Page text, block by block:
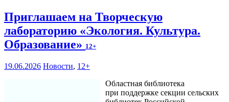
Приглашаем на Творческую
лабораторию «Экология. Культура.
Образование» 12+
19.06.2026 Новости, 12+
Областная библиотека
при поддержке секции сельских